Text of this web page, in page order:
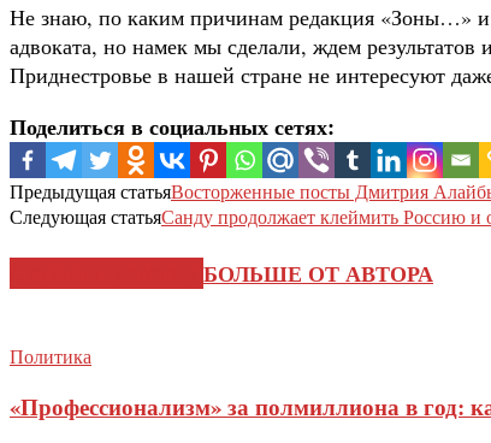
Не знаю, по каким причинам редакция «Зоны…» и
адвоката, но намек мы сделали, ждем результатов
Приднестровье в нашей стране не интересуют
Поделиться в социальных сетях:
Предыдущая статьяВосторженные посты Дмитрия
Следующая статьяСанду продолжает клеймить Россию
БОЛЬШЕ ОТ АВТОРА
Политика
«Профессионализм» за полмиллиона в год: